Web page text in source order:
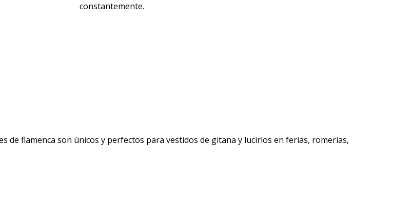
constantemente.
de flamenca son únicos y perfectos para vestidos de gitana y lucirlos en ferias, romerías,